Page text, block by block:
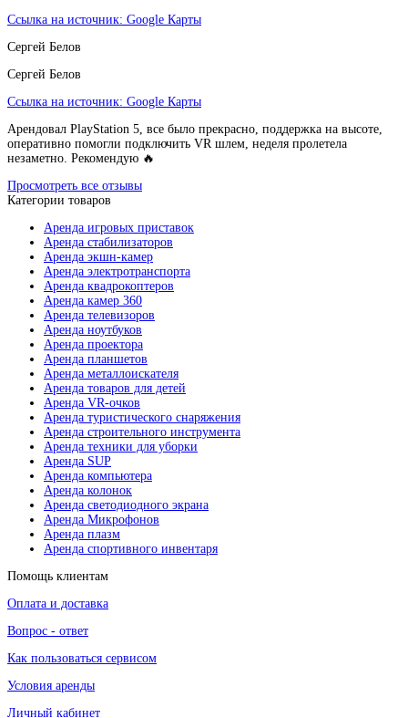
Ссылка на источник: Google Карты
Сергей Белов
Сергей Белов
Ссылка на источник: Google Карты
Арендовал PlayStation 5, все было прекрасно, поддержка на высоте,
оперативно помогли подключить VR шлем, неделя пролетела
незаметно. Рекомендую 🔥
Просмотреть все отзывы
Категории товаров
Аренда игровых приставок
Аренда стабилизаторов
Аренда экшн-камер
Аренда электротранспорта
Аренда квадрокоптеров
Аренда камер 360
Аренда телевизоров
Аренда ноутбуков
Аренда проектора
Аренда планшетов
Аренда металлоискателя
Аренда товаров для детей
Аренда VR-очков
Аренда туристического снаряжения
Аренда строительного инструмента
Аренда техники для уборки
Аренда SUP
Аренда компьютера
Аренда колонок
Аренда светодиодного экрана
Аренда Микрофонов
Аренда плазм
Аренда спортивного инвентаря
Помощь клиентам
Оплата и доставка
Вопрос - ответ
Как пользоваться сервисом
Условия аренды
Личный кабинет